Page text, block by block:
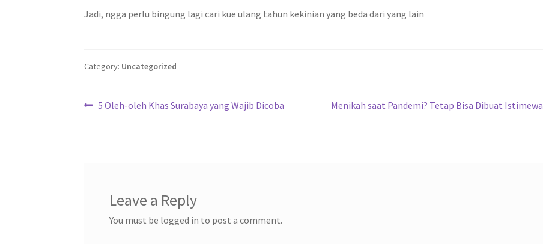
Jadi, ngga perlu bingung lagi cari kue ulang tahun kekinian yang beda dari yang lain
Category: Uncategorized
Post
Previous
5 Oleh-oleh Khas Surabaya yang Wajib Dicoba
Next
Menikah saat Pandemi? Tetap Bisa Dibuat Istimewa
Leave a Reply
You must be logged in to post a comment.